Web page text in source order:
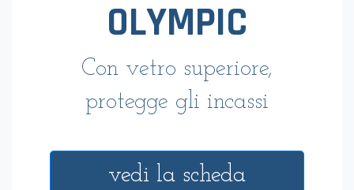
OLYMPIC
Con vetro superiore,
protegge gli incassi
vedi la scheda